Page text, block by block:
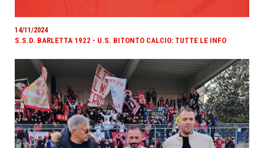
14/11/2024
S.S.D. BARLETTA 1922 - U.S. BITONTO CALCIO: TUTTE LE INFO